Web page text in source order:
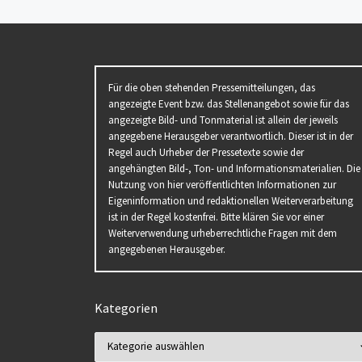
Für die oben stehenden Pressemitteilungen, das
angezeigte Event bzw. das Stellenangebot sowie für das
angezeigte Bild- und Tonmaterial ist allein der jeweils
angegebene Herausgeber verantwortlich. Dieser ist in der
Regel auch Urheber der Pressetexte sowie der
angehängten Bild-, Ton- und Informationsmaterialien. Die
Nutzung von hier veröffentlichten Informationen zur
Eigeninformation und redaktionellen Weiterverarbeitung
ist in der Regel kostenfrei. Bitte klären Sie vor einer
Weiterverwendung urheberrechtliche Fragen mit dem
angegebenen Herausgeber.
Kategorien